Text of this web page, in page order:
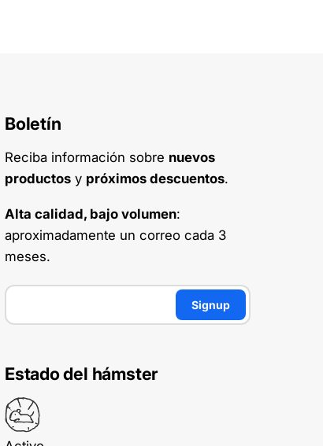
Boletín
Reciba información sobre nuevos
productos y próximos descuentos.
Alta calidad, bajo volumen:
aproximadamente un correo cada 3
meses.
Signup
Estado del hámster